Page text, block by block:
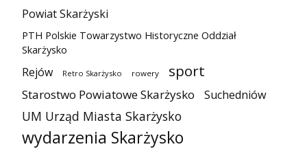
Powiat Skarżyski
PTH Polskie Towarzystwo Historyczne Oddział
Skarżysko
Rejów Retro Skarżysko rowery sport
Starostwo Powiatowe Skarżysko Suchedniów
UM Urząd Miasta Skarżysko
wydarzenia Skarżysko